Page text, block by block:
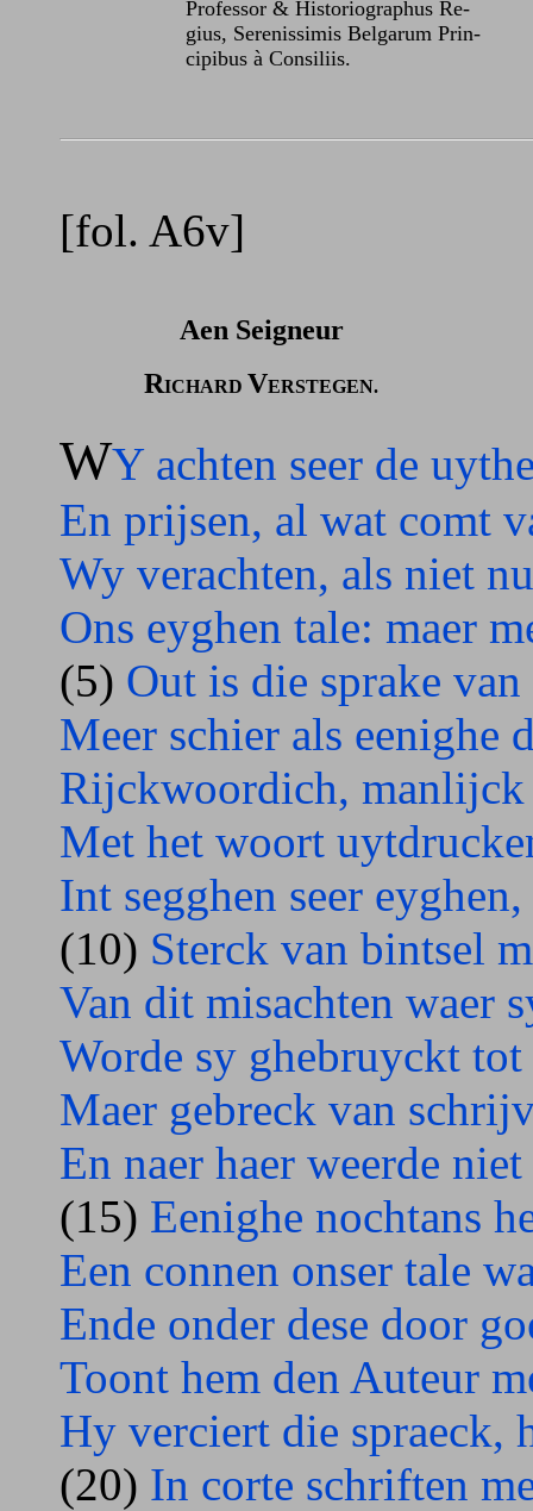
Professor & Historiographus Re-
gius, Serenissimis Belgarum Prin-
cipibus à Consiliis.
[fol. A6v]
Aen Seigneur
RICHARD VERSTEGEN.
WY achten seer de
En prijsen, al wat comt
Wy verachten, als niet
Ons eyghen tale: maer
(5) Out is die sprake van
Meer schier als eenighe
Rijckwoordich, manlijck
Met het woort
Int segghen seer
(10) Sterck van bintsel
Van dit misachten waer
Worde sy ghebruyckt tot
Maer gebreck van
En naer haer weerde
(15) Eenighe nochtans
Een connen onser tale
Ende onder dese door
Toont hem den Auteur
Hy verciert die spraeck,
(20) In corte schriften